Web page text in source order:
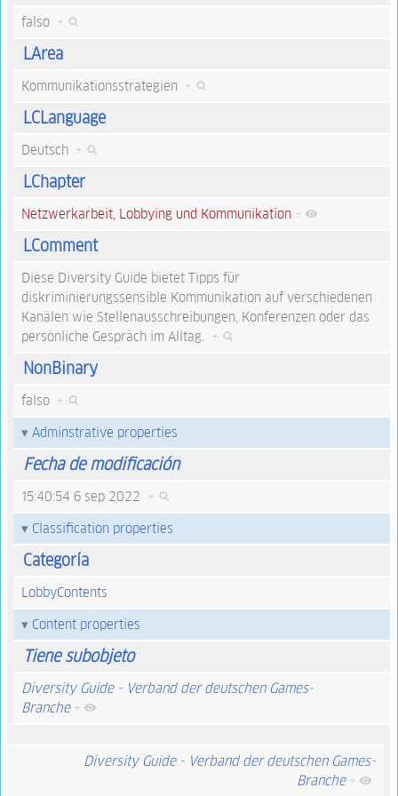
falso +
LArea
Kommunikationsstrategien +
LCLanguage
Deutsch +
LChapter
Netzwerkarbeit, Lobbying und Kommunikation +
LComment
Diese Diversity Guide bietet Tipps für
diskriminierungssensible Kommunikation auf verschiedenen
Kanälen wie Stellenausschreibungen, Konferenzen oder das
persönliche Gespräch im Alltag. +
NonBinary
falso +
Adminstrative properties
Fecha de modificación
15:40:54 6 sep 2022 +
Classification properties
Categoría
LobbyContents
Content properties
Tiene subobjeto
Diversity Guide - Verband der deutschen Games-
Branche +
Diversity Guide - Verband der deutschen Games-
Branche +